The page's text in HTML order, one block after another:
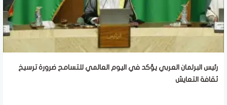
رئيس البرلمان العربي يؤكد في اليوم العالمي للتسامح ضرورة ترسيخ
ثقافة التعايش